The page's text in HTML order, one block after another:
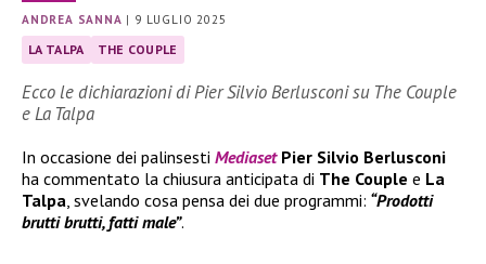
ANDREA SANNA | 9 LUGLIO 2025
LA TALPA THE COUPLE
Ecco le dichiarazioni di Pier Silvio Berlusconi su The Couple
e La Talpa
In occasione dei palinsesti Mediaset Pier Silvio Berlusconi
ha commentato la chiusura anticipata di The Couple e La
Talpa, svelando cosa pensa dei due programmi: “Prodotti
brutti brutti, fatti male”.